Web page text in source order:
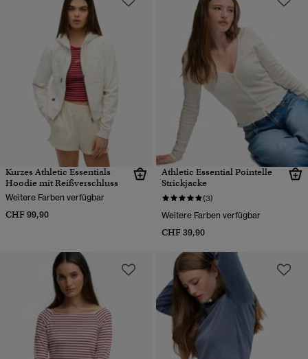
Kurzes Athletic Essentials
Hoodie mit Reißverschluss
Weitere Farben verfügbar
CHF 99,90
Athletic Essential Pointelle
Strickjacke
(3)
Weitere Farben verfügbar
CHF 39,90